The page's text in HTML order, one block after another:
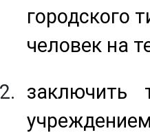
городского
человек на
заключить